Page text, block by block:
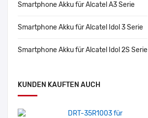
Smartphone Akku für Alcatel A3 Serie
Smartphone Akku für Alcatel Idol 3 Serie
Smartphone Akku für Alcatel Idol 2S Serie
KUNDEN KAUFTEN AUCH
DRT-35R1003 für